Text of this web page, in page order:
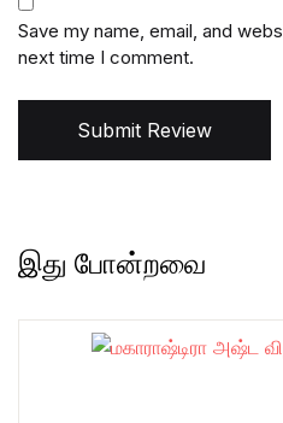
Save my name, email, and
next time I comment.
Submit Review
இது போன்றவை